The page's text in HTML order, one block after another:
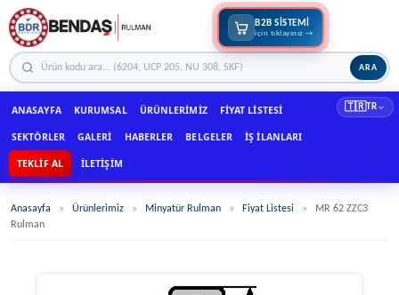
ARA
B2B SİSTEMİ
için tıklayınız →
ANASAYFA KURUMSAL ÜRÜNLERIMIZ FIYAT LISTESI
SEKTÖRLER GALERI HABERLER BELGELER İŞ İLANLARI
TEKLIF AL İLETIŞIM
🇹🇷TR
Anasayfa » Ürünlerimiz » Minyatür Rulman » Fiyat Listesi »
MR 62 ZZC3
Rulman